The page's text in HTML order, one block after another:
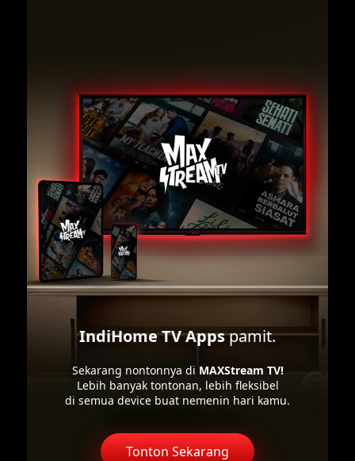
IndiHome TV Appspamit.
Sekarang nontonnya di MAXStream TV!
Lebih banyak tontonan, lebih fleksibel
di semua device buat nemenin hari kamu.
Tonton Sekarang